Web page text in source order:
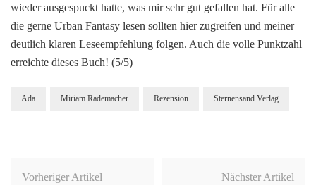
wieder ausgespuckt hatte, was mir sehr gut gefallen hat. Für alle
die gerne Urban Fantasy lesen sollten hier zugreifen und meiner
deutlich klaren Leseempfehlung folgen. Auch die volle Punktzahl
erreichte dieses Buch! (5/5)
Ada Miriam Rademacher Rezension Sternensand Verlag
Vorheriger Artikel Nächster Artikel